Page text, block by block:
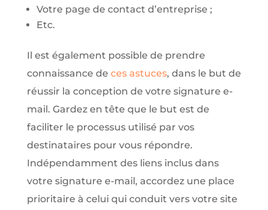
Votre page de contact d’entreprise ;
Etc.
Il est également possible de prendre
connaissance de ces astuces, dans le but de
réussir la conception de votre signature e-
mail. Gardez en tête que le but est de
faciliter le processus utilisé par vos
destinataires pour vous répondre.
Indépendamment des liens inclus dans
votre signature e-mail, accordez une place
prioritaire à celui qui conduit vers votre site